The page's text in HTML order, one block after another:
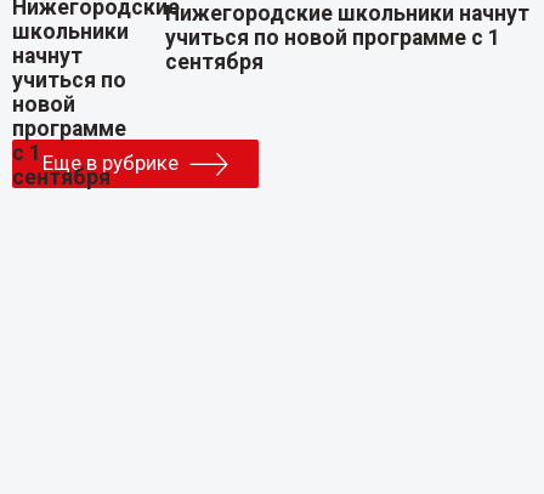
Нижегородские школьники начнут
учиться по новой программе с 1
сентября
Еще в рубрике